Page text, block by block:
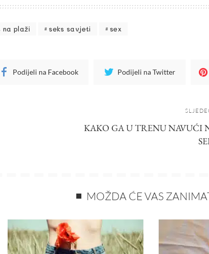
na plaži seks savjeti sex
Podijeli na Facebook Podijeli na Twitter
KAKO GA U TRENU NAVUĆI
MOŽDA ĆE VAS